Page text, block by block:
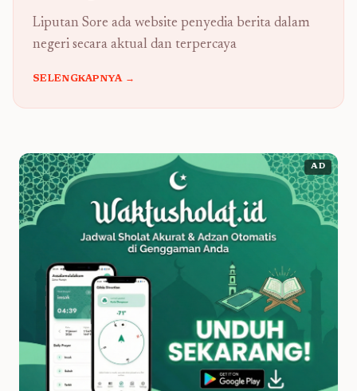
Liputan Sore ada website penyedia berita dalam
negeri secara aktual dan terpercaya
SELENGKAPNYA →
AD